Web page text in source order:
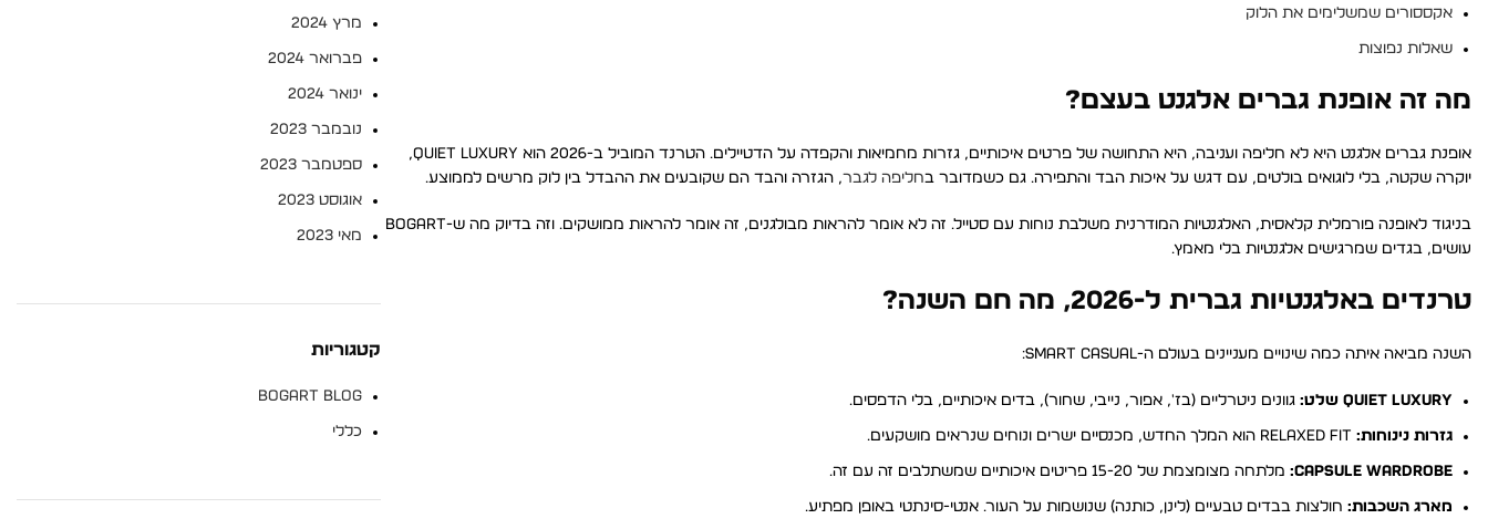
אקססורים שמשלימים את הלוק
שאלות נפוצות
מה זה אופנת גברים אלגנט בעצם?
אופנת גברים אלגנט היא לא חליפה ועניבה, היא התחושה של פרטים איכותיים, גזרות מחמיאות והקפדה על הדטיילים. הטרנד המוביל ב-2026 הוא Quiet Luxury,
יוקרה שקטה, בלי לוגואים בולטים, עם דגש על איכות הבד והתפירה. גם כשמדובר בחליפה לגבר, הגזרה והבד הם שקובעים את ההבדל בין לוק מרשים לממוצע.
בניגוד לאופנה פורמלית קלאסית, האלגנטיות המודרנית משלבת נוחות עם סטייל. זה לא אומר להראות מבולגנים, זה אומר להראות ממושקים. וזה בדיוק מה ש-BOGART
עושים, בגדים שמרגישים אלגנטיות בלי מאמץ.
טרנדים באלגנטיות גברית ל-2026, מה חם השנה?
השנה מביאה איתה כמה שינויים מעניינים בעולם ה-Smart Casual:
Quiet Luxury שלט: גוונים ניטרליים (בז', אפור, נייבי, שחור), בדים איכותיים, בלי הדפסים.
גזרות נינוחות:
Capsule Wardrobe: מלתחה מצומצמת של 15-20 פריטים איכותיים שמשתלבים זה עם זה.
מארג השכבות: חולצות בבדים טבעיים (לינן, כותנה) שנושמות על העור. אנטי-סינתטי באופן מפתיע.
מרץ 2024
פברואר 2024
ינואר 2024
נובמבר 2023
ספטמבר 2023
אוגוסט 2023
מאי 2023
קטגוריות
BOGART BLOG
כללי